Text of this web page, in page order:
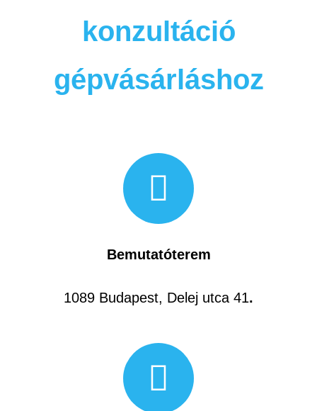
konzultáció
gépvásárláshoz
Bemutatóterem
1089 Budapest, Delej utca 41.